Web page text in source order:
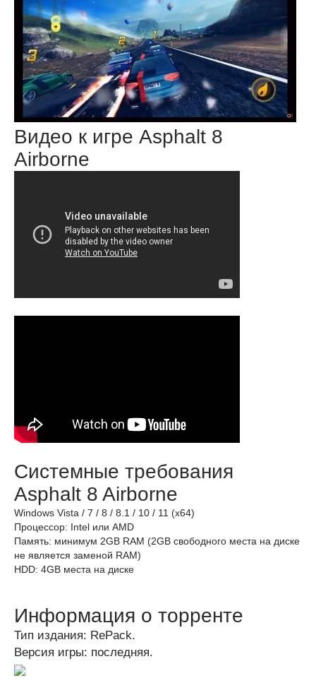
Видео к игре Asphalt 8
Airborne
Системные требования
Asphalt 8 Airborne
Windows Vista / 7 / 8 / 8.1 / 10 / 11 (x64)
Процессор: Intel или AMD
Память: минимум 2GB RAM (2GB свободного места на диске
не является заменой RAM)
HDD: 4GB места на диске
Информация о торренте
Тип издания: RePack.
Версия игры: последняя.